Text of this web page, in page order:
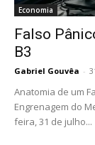
Economia
Falso
B3
Gabriel Gouvêa -
Anatomia de um
Engrenagem do
feira, 31 de julho...